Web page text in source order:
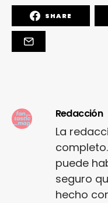
SHARE
Redacción
La
puede
seguro
hecho